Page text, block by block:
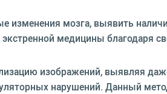
изменения мозга, выявить
медицины благодаря
изображений, выявляя
нарушений. Данный